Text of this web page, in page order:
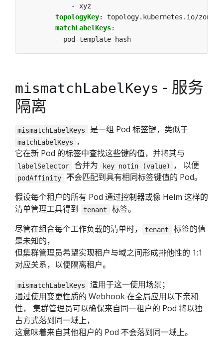
- xyz
topologyKey:
topology.kubernetes.io/zone
matchLabelKeys:
- pod-template-hash
mismatchLabelKeys - 服务
隔离
mismatchLabelKeys 是一组 Pod 标签键，类似于
matchLabelKeys ，
它在新 Pod 的标签中查找这些键的值，并将其与
labelSelector 合并为 key notin (value) ， 以便
podAffinity 不会匹配到具有相同标签键值的 Pod。
假设每个租户的所有 Pod 通过控制器或像 Helm 这样的
清单管理工具得到
tenant
标签。
尽管在组合每个工作负载的清单时，
tenant
标签的值
是未知的，
但集群管理员希望实现租户与域之间形成排他性的 1:1
对应关系，以便隔离租户。
mismatchLabelKeys
适用于这一使用场景；
通过使用变更性质的 Webhook 在全局应用以下亲和
性， 集群管理员可以确保来自同一租户的 Pod 将以独
占方式落到同一域上，
这意味着来自其他租户的 Pod 不会落到同一域上。